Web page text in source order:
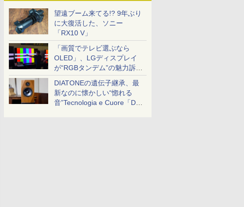
望遠ブーム来てる!? 9年ぶり
に大復活した、ソニー
「RX10 V」
「画質でテレビ選ぶなら
OLED」、LGディスプレイ
が“RGBタンデム”の魅力訴
求。液晶とのガチ比較も
DIATONEの遺伝子継承、最
新なのに懐かしい“惚れる
音”Tecnologia e Cuore「DS-